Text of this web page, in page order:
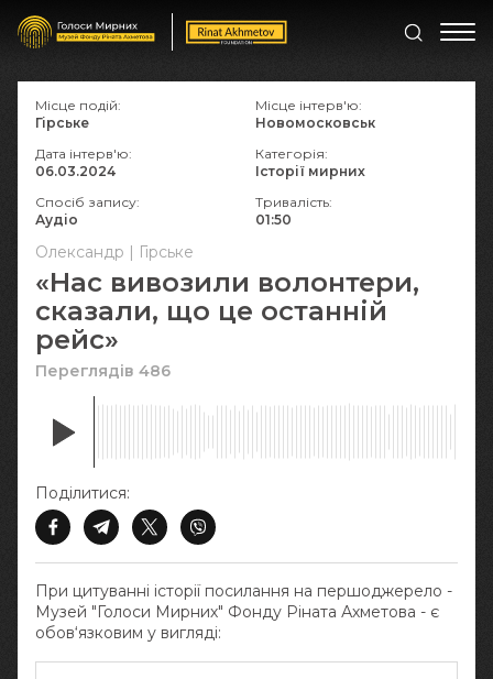
Олександр | Гірське
«Нас вивозили волонтери,
сказали, що це останній
рейс»
Переглядів 486
При цитуванні історії посилання на першоджерело -
Музей "Голоси Мирних" Фонду Ріната Ахметова - є
обов‘язковим у вигляді:
Поділитися:
Місце подій:
Гірське
Місце інтерв'ю:
Новомосковськ
Дата інтерв'ю:
06.03.2024
Категорія:
Історії мирних
Спосіб запису:
Аудіо
Тривалість:
01:50